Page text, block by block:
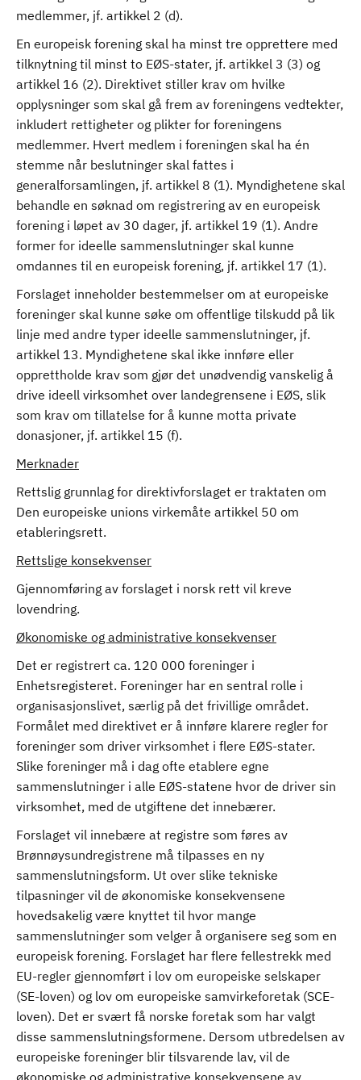
medlemmer, jf. artikkel 2 (d).
En europeisk forening skal ha minst tre opprettere med
tilknytning til minst to EØS-stater, jf. artikkel 3 (3) og
artikkel 16 (2). Direktivet stiller krav om hvilke
opplysninger som skal gå frem av foreningens vedtekter,
inkludert rettigheter og plikter for foreningens
medlemmer. Hvert medlem i foreningen skal ha én
stemme når beslutninger skal fattes i
generalforsamlingen, jf. artikkel 8 (1). Myndighetene skal
behandle en søknad om registrering av en europeisk
forening i løpet av 30 dager, jf. artikkel 19 (1). Andre
former for ideelle sammenslutninger skal kunne
omdannes til en europeisk forening, jf. artikkel 17 (1).
Forslaget inneholder bestemmelser om at europeiske
foreninger skal kunne søke om offentlige tilskudd på lik
linje med andre typer ideelle sammenslutninger, jf.
artikkel 13. Myndighetene skal ikke innføre eller
opprettholde krav som gjør det unødvendig vanskelig å
drive ideell virksomhet over landegrensene i EØS, slik
som krav om tillatelse for å kunne motta private
donasjoner, jf. artikkel 15 (f).
Merknader
Rettslig grunnlag for direktivforslaget er traktaten om
Den europeiske unions virkemåte artikkel 50 om
etableringsrett.
Rettslige konsekvenser
Gjennomføring av forslaget i norsk rett vil kreve
lovendring.
Økonomiske og administrative konsekvenser
Det er registrert ca. 120 000 foreninger i
Enhetsregisteret. Foreninger har en sentral rolle i
organisasjonslivet, særlig på det frivillige området.
Formålet med direktivet er å innføre klarere regler for
foreninger som driver virksomhet i flere EØS-stater.
Slike foreninger må i dag ofte etablere egne
sammenslutninger i alle EØS-statene hvor de driver sin
virksomhet, med de utgiftene det innebærer.
Forslaget vil innebære at registre som føres av
Brønnøysundregistrene må tilpasses en ny
sammenslutningsform. Ut over slike tekniske
tilpasninger vil de økonomiske konsekvensene
hovedsakelig være knyttet til hvor mange
sammenslutninger som velger å organisere seg som en
europeisk forening. Forslaget har flere fellestrekk med
EU-regler gjennomført i lov om europeiske selskaper
(SE-loven) og lov om europeiske samvirkeforetak (SCE-
loven). Det er svært få norske foretak som har valgt
disse sammenslutningsformene. Dersom utbredelsen av
europeiske foreninger blir tilsvarende lav, vil de
økonomiske og administrative konsekvensene av